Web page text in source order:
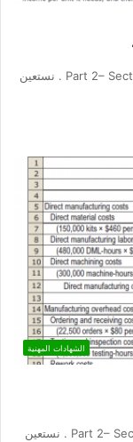
CMA Part2 شرح سامح الليثي 10 Part 2– Section C.3. Pricing . نستعين
الشهادات المهنية
CMA Part2 شرح سامح الليثي 8 Part 2– Section C.3. Pricing . نستعين